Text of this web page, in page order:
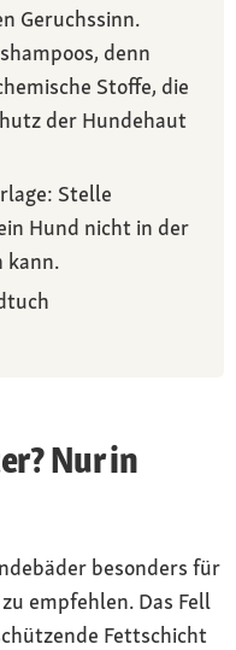
Geruchssinn.
denn
Stoffe, die
der Hundehaut
Stelle
Hund nicht in der
kann.
Nur in
besonders für
empfehlen. Das Fell
Fettschicht